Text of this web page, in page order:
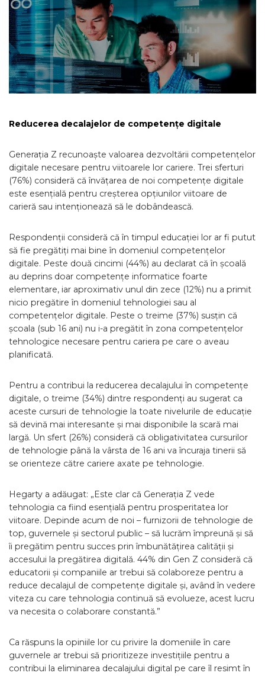
Reducerea decalajelor de competențe digitale
Generația Z recunoaște valoarea dezvoltării competențelor
digitale necesare pentru viitoarele lor cariere. Trei sferturi
(76%) consideră că învățarea de noi competențe digitale
este esențială pentru creșterea opțiunilor viitoare de
carieră sau intenționează să le dobândească.
Respondenții consideră că în timpul educației lor ar fi putut
să fie pregătiți mai bine în domeniul competențelor
digitale. Peste două cincimi (44%) au declarat că în școală
au deprins doar competențe informatice foarte
elementare, iar aproximativ unul din zece (12%) nu a primit
nicio pregătire în domeniul tehnologiei sau al
competențelor digitale. Peste o treime (37%) susțin că
școala (sub 16 ani) nu i-a pregătit în zona competențelor
tehnologice necesare pentru cariera pe care o aveau
planificată.
Pentru a contribui la reducerea decalajului în competențe
digitale, o treime (34%) dintre respondenți au sugerat ca
aceste cursuri de tehnologie la toate nivelurile de educație
să devină mai interesante și mai disponibile la scară mai
largă. Un sfert (26%) consideră că obligativitatea cursurilor
de tehnologie până la vârsta de 16 ani va încuraja tinerii să
se orienteze către cariere axate pe tehnologie.
Hegarty a adăugat: „Este clar că Generația Z vede
tehnologia ca fiind esențială pentru prosperitatea lor
viitoare. Depinde acum de noi – furnizorii de tehnologie de
top, guvernele și sectorul public – să lucrăm împreună și să
îi pregătim pentru succes prin îmbunătățirea calității și
accesului la pregătirea digitală. 44% din Gen Z consideră că
educatorii și companiile ar trebui să colaboreze pentru a
reduce decalajul de competențe digitale și, având în vedere
viteza cu care tehnologia continuă să evolueze, acest lucru
va necesita o colaborare constantă.”
Ca răspuns la opiniile lor cu privire la domeniile în care
guvernele ar trebui să prioritizeze investițiile pentru a
contribui la eliminarea decalajului digital pe care îl resimt în